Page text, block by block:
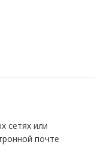
сетях или
почте